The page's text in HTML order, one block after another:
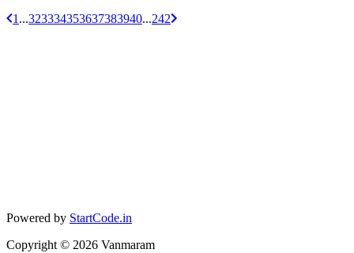
1 ...323334353637383940...242
Powered by StartCode.in
Copyright © 2026 Vanmaram